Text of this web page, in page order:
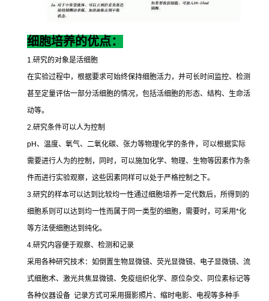
细胞培养的优点：
1.研究的对象是活细胞
在实验过程中，根据要求可始终保持细胞活力，并可长时间监控、检测
甚至定量评估一部分活细胞的情况，包括活细胞的形态、结构、生命活
动等。
2.研究条件可以人为控制
pH、温度、氧气、二氧化碳、张力等物理化学的条件，可以根据实际
需要进行人为的控制，同时，可以施加化学、物理、生物等因素作为条
件而进行实验观察，这些因素同样可以处于严格控制之下。
3.研究的样本可以达到比较均一性通过细胞培养一定代数后，所得到的
细胞系则可以达到均一性而属于同一类型的细胞，需要时，可采用*化
等方法使细胞达到纯化。
4.研究内容便于观察、检测和记录
采用各种研究技术：如倒置生物显微镜、荧光显微镜、电子显微镜、流
式细胞术、激光共焦显微镜、免疫组织化学、原位杂交、同位素标记等
各种仪器设备 记录方式可采用摄影照片、缩时电影、电视等多种手